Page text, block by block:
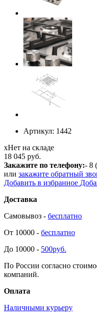
Артикул: 1442
хНет на складе
18 045 руб.
Закажите по телефону:- 8
или закажите обратный
Добавить в избранное
Доставка
Самовывоз - бесплатно
От 10000 - бесплатно
До 10000 - 500руб.
По России согласно
компаний.
Оплата
Наличными курьеру